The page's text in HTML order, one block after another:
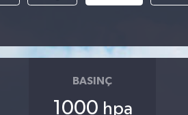
BASINÇ
1000 hpa